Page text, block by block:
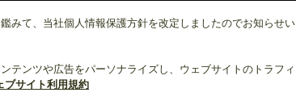
みて、当社個人情報保護方針を改定しましたのでお知らせい
テンツや広告をパーソナライズし、ウェブサイトのトラフィ
ブサイト利用規約